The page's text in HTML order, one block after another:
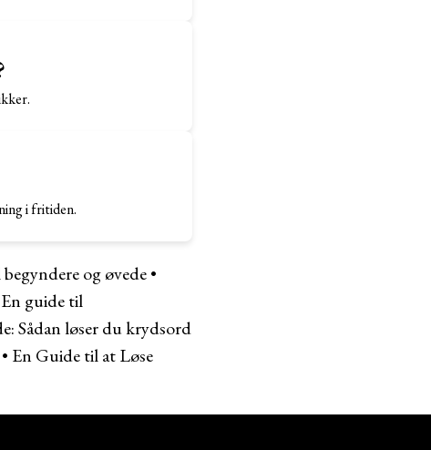
i fritiden.
og øvede•
En guide til
Sådan løser du krydsord
• En Guide til at Løse